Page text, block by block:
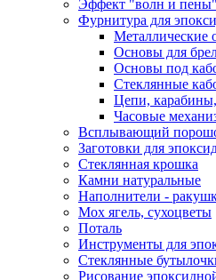
Эффект "волн и
Фурнитура для
Металлические
Основы для
Основы под
Стеклянные
Цепи,
Часовые
Всплывающий
Заготовки для
Стеклянная крошка
Камни натуральные
Наполнители -
Мох ягель, сухоцветы
Поталь
Инструменты для
Стеклянные
Рисование